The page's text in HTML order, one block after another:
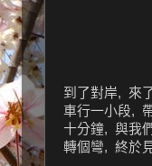
到了對岸, 來
車行一小段,
十分鐘, 與我
轉個彎, 終於